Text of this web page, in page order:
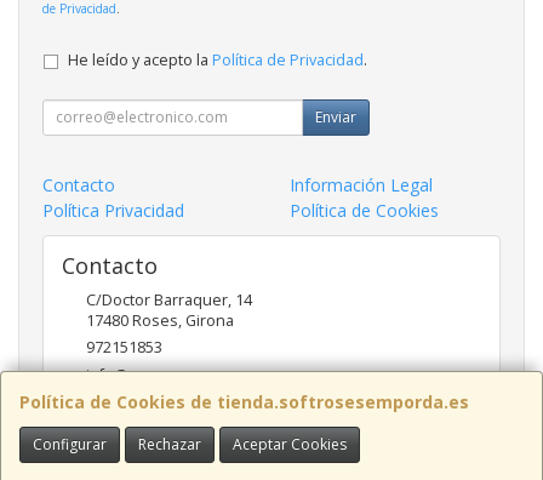
Política de Cookies de tienda.softrosesemporda.es
Configurar Rechazar Aceptar Cookies
de Privacidad
He leído y acepto la Política de Privacidad.
Enviar
Contacto
Información Legal
Política Privacidad
Política de Cookies
Contacto
C/Doctor Barraquer, 14
17480Roses, Girona
972151853
info@ncsroses.com
Horario